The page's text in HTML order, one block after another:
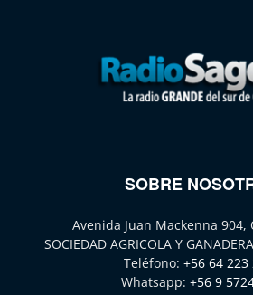
SOBRE
Avenida Juan Mackenna 904,
SOCIEDAD AGRICOLA Y
Teléfono: +56 64 223
Whatsapp: +56 9